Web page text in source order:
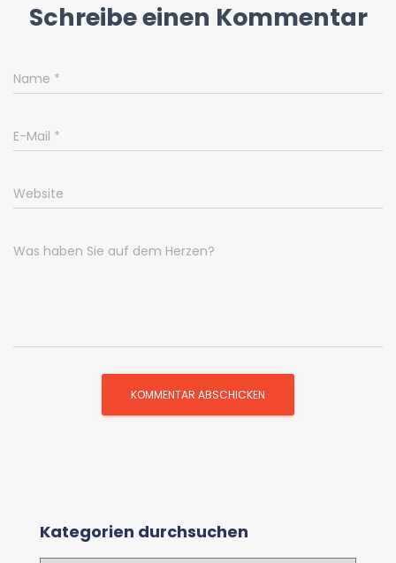
Schreibe einen Kommentar
Name *
E-Mail *
Website
Was haben Sie auf dem Herzen?
Kategorien durchsuchen